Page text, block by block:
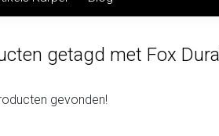
getagd met Fox
gevonden!